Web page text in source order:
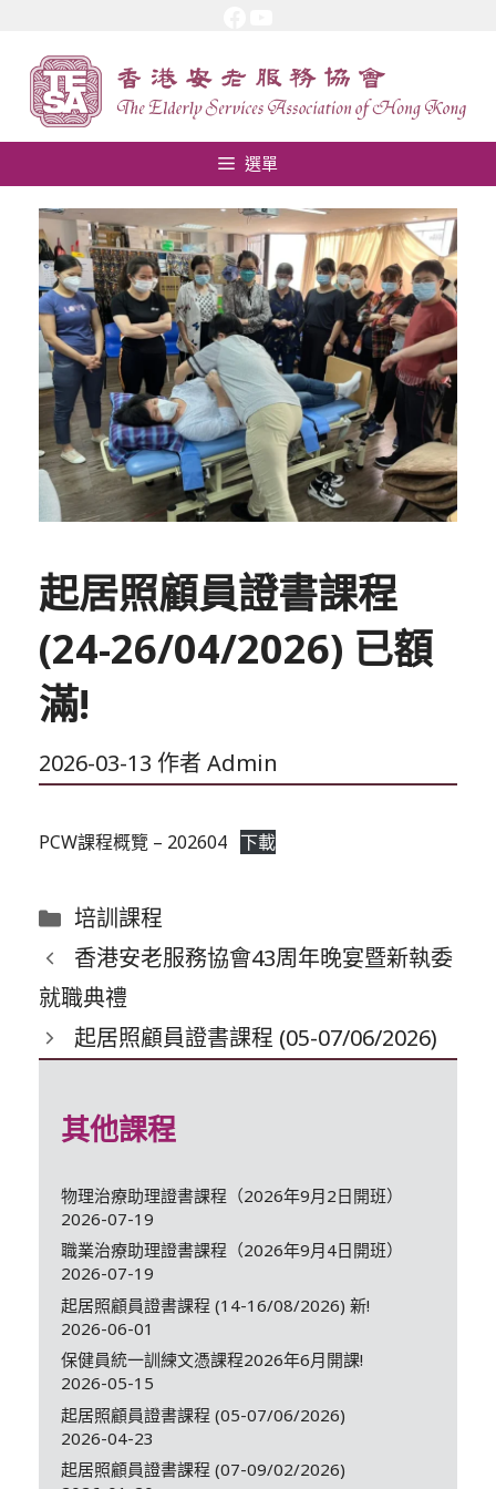
選單
起居照顧員證書課程
(24-26/04/2026) 已額
滿!
2026-03-13 作者 Admin
PCW課程概覽 – 202604 下載
分
類
培訓課程
香港安老服務協會43周年晚宴暨新執委
就職典禮
起居照顧員證書課程 (05-07/06/2026)
其他課程
物理治療助理證書課程（2026年9月2日開班）
2026-07-19
職業治療助理證書課程（2026年9月4日開班）
2026-07-19
起居照顧員證書課程 (14-16/08/2026) 新!
2026-06-01
保健員統一訓練文憑課程2026年6月開課!
2026-05-15
起居照顧員證書課程 (05-07/06/2026)
2026-04-23
起居照顧員證書課程 (07-09/02/2026)